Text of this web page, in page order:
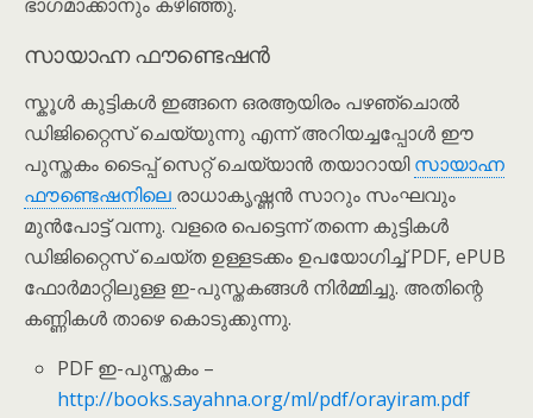
സായാഹ്ന ഫൗണ്ടെഷൻ
സ്കൂൾ കുട്ടികൾ ഇങ്ങനെ ഒരആയിരം പഴഞ്ചൊൽ
ഡിജിറ്റൈസ് ചെയ്യുന്നു എന്ന് അറിയച്ചപ്പോൾ ഈ
പുസ്തകം ടൈപ്പ് സെറ്റ് ചെയ്യാൻ തയാറായിസായാഹ്ന
ഫൗണ്ടെഷനിലെ രാധാകൃഷ്ണൻ സാറും സംഘവും
മുൻപോട്ട് വന്നു. വളരെ പെട്ടെന്ന് തന്നെ കുട്ടികൾ
ഡിജിറ്റൈസ് ചെയ്ത ഉള്ളടക്കം ഉപയോഗിച്ച് PDF, ePUB
ഫോർമാറ്റിലുള്ള ഇ-പുസ്തകങ്ങൾ നിർമ്മിച്ചു. അതിന്റെ
കണ്ണികൾ താഴെ കൊടുക്കുന്നു.
PDF ഇ-പുസ്തകം –
http://books.sayahna.org/ml/pdf/orayiram.pdf